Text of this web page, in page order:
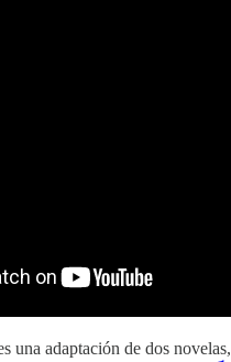
una adaptación de dos novelas,